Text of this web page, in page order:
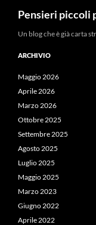
Pensieri piccoli
Un blog che è già carta
ARCHIVIO
Maggio 2026
Aprile 2026
Marzo 2026
Ottobre 2025
Settembre 2025
Agosto 2025
Luglio 2025
Maggio 2025
Marzo 2023
Giugno 2022
Aprile 2022